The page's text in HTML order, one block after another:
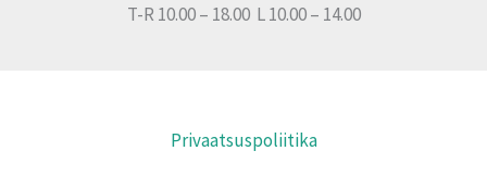
T-R 10.00 – 18.00 L 10.00 – 14.00
Privaatsuspoliitika